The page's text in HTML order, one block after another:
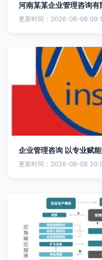
河南某某企业管理咨询
更新时间：2026-08-08
企业管理咨询 以专业赋
更新时间：2026-08-08